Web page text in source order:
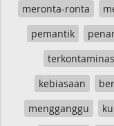
meronta-ronta
pemantik
kebiasaan
mengganggu